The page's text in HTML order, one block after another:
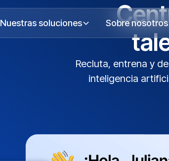
Nuestras soluciones Sobre nosotros
Recluta, entrena y
inteligencia